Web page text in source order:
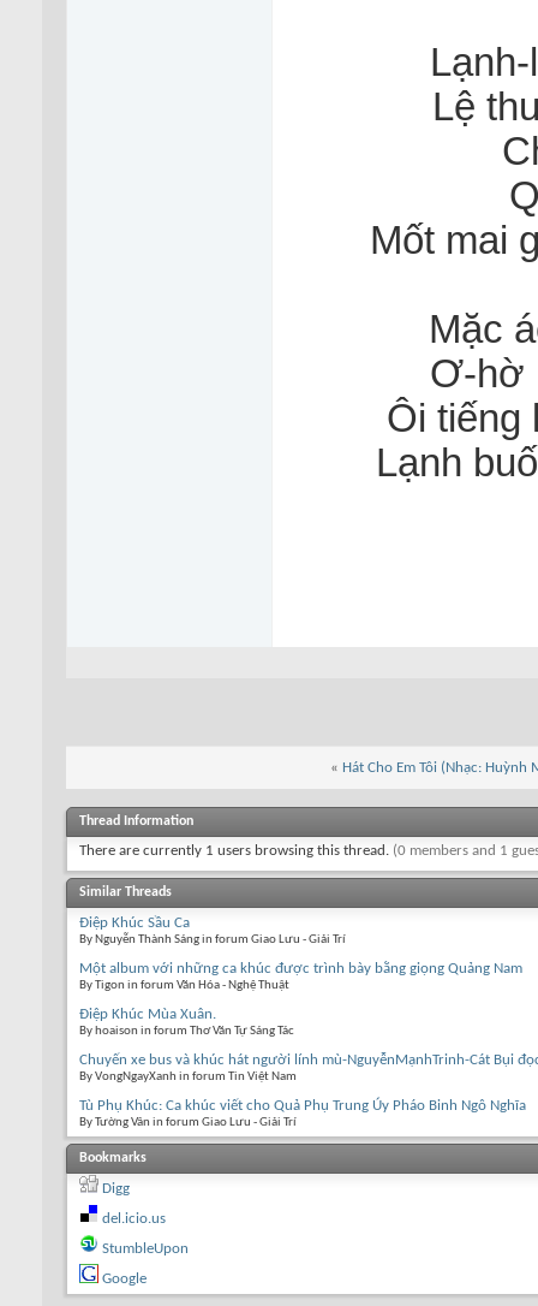
Lệ
Mốt mai
Mặc
Ơ-hờ
Ôi tiếng
Lạnh
« Hát Cho Em Tôi (Nhạc: Huỳnh
Thread Information
There are currently 1 users browsing this thread. (0 members and 1
Similar Threads
Điệp Khúc Sầu Ca
By Nguyễn Thành Sáng in forum Giao Lưu - Giải Trí
Một album với những ca khúc được trình bày bằng giọng Quảng Nam
By Tigon in forum Văn Hóa - Nghệ Thuật
Điệp Khúc Mùa Xuân.
By hoaison in forum Thơ Văn Tự Sáng Tác
Chuyến xe bus và khúc hát người lính mù-NguyễnMạnhTrinh-Cát Bụi
By VongNgayXanh in forum Tin Việt Nam
Tù Phụ Khúc: Ca khúc viết cho Quả Phụ Trung Úy Pháo Binh Ngô Nghĩa
By Tường Vân in forum Giao Lưu - Giải Trí
Bookmarks
Digg
del.icio.us
StumbleUpon
Google